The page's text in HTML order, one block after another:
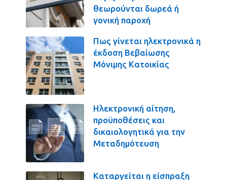
θεωρούνται δωρεά ή
γονική παροχή
Πως γίνεται ηλεκτρονικά η
έκδοση Βεβαίωσης
Μόνιμης Κατοικίας
Ηλεκτρονική αίτηση,
προϋποθέσεις και
δικαιολογητικά για την
Μεταδημότευση
Καταργείται η είσπραξη